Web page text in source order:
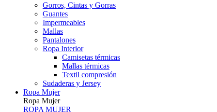
Gorros, Cintas y Gorras
Guantes
Impermeables
Mallas
Pantalones
Ropa Interior
Camisetas térmicas
Mallas térmicas
Textil compresión
Sudaderas y Jersey
Ropa Mujer
Ropa Mujer
ROPA MUJER